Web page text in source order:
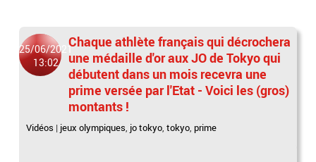
25/06/2021
13:02
Chaque athlète français qui décrochera
une médaille d'or aux JO de Tokyo qui
débutent dans un mois recevra une
prime versée par l'Etat - Voici les (gros)
montants !
Vidéos | jeux olympiques jo tokyo ,tokyo prime